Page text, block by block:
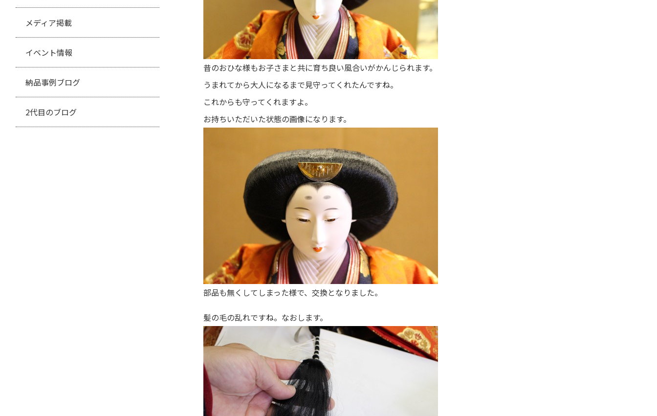
メディア掲載
イベント情報
納品事例ブログ
2代目のブログ
昔のおひな様もお子さまと共に育ち良い風合いがかんじられます。
うまれてから大人になるまで見守ってくれたんですね。
これからも守ってくれますよ。
お持ちいただいた状態の画像になります。
部品も無くしてしまった様で、交換となりました。
髪の毛の乱れですね。なおします。